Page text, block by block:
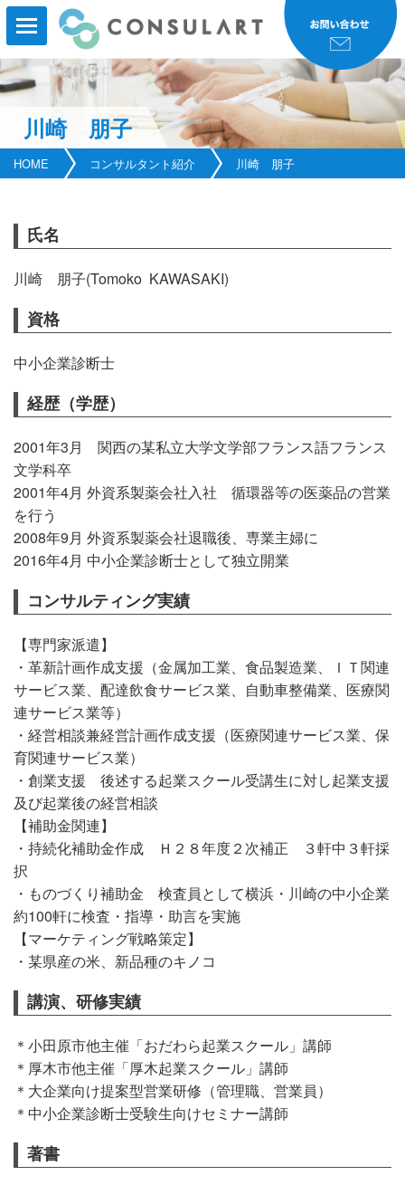
川崎 朋子
HOME コンサルタント紹介 川崎 朋子
氏名
川崎 朋子(Tomoko KAWASAKI)
資格
中小企業診断士
経歴（学歴）
2001年3月 関西の某私立大学文学部フランス語フランス
文学科卒
2001年4月 外資系製薬会社入社 循環器等の医薬品の営業
を行う
2008年9月 外資系製薬会社退職後、専業主婦に
2016年4月 中小企業診断士として独立開業
コンサルティング実績
【専門家派遣】
・革新計画作成支援（金属加工業、食品製造業、ＩＴ関連
サービス業、配達飲食サービス業、自動車整備業、医療関
連サービス業等）
・経営相談兼経営計画作成支援（医療関連サービス業、保
育関連サービス業）
・創業支援 後述する起業スクール受講生に対し起業支援
及び起業後の経営相談
【補助金関連】
・持続化補助金作成 Ｈ２８年度２次補正 ３軒中３軒採
択
・ものづくり補助金 検査員として横浜・川崎の中小企業
約100軒に検査・指導・助言を実施
【マーケティング戦略策定】
・某県産の米、新品種のキノコ
講演、研修実績
＊小田原市他主催「おだわら起業スクール」講師
＊厚木市他主催「厚木起業スクール」講師
＊大企業向け提案型営業研修（管理職、営業員）
＊中小企業診断士受験生向けセミナー講師
著書
HOME
事業実績
コンサルタント紹介
研修・セミナー
会社案内
新着情報
お問い合わせ
サイトマップ
プライバシーポリシー